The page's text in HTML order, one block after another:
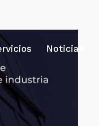
Noticias